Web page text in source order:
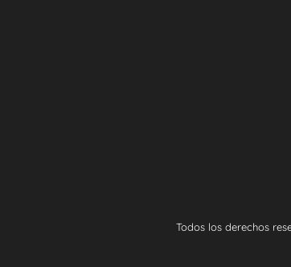
Todos los derechos